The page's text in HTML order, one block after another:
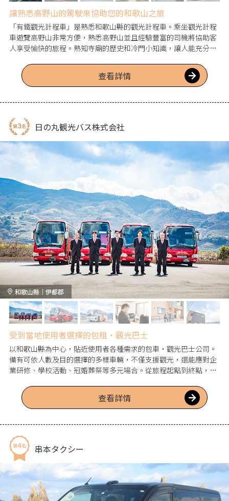
讓熟悉高野山的駕駛來協助您的和歌山之旅
「有鐵觀光計程車」是熟悉和歌山縣的觀光計程車。乘坐觀光計程
車遊覽高野山非常方便，熟悉高野山並且經驗豐富的司機將協助客
人享受愉快的旅程。熟知寺廟的歷史和冷門小知識，讓人能充分體
「大門」等最佳巡遊路線外，如果想去和歌山縣內其他地方或各種
著名景點的話也可以商量。對於6人以下的團體，可以選擇有私人
一日包車方案，因可以享受方便又有效率的旅程而廣受歡迎。
查看詳情
和歌山縣｜伊都郡
日の丸観光バス株式会社
受到當地使用者選擇的包租・觀光巴士
以和歌山縣為中心，貼近使用者各種需求的包車・觀光巴士公司。
備有可依人數及目的選擇的多樣車輛，不僅支援觀光，還能應對企
業研修、學校活動、冠婚葬祭等多元場合。從旅程起點到終點，致
日實施點檢，確實推動安心・安全的措施。在當地・葛城市運行
「購物支援巴士」等，深耕地區的活動也獲得使用者的信賴，是持
查看詳情
串本タクシー